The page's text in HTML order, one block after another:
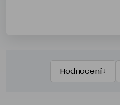
Hodnocení↓